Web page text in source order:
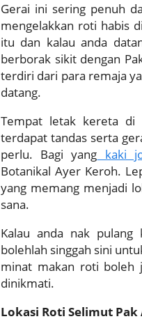
Gerai ini sering penuh
mengelakkan roti habis
itu dan kalau anda
berborak sikit dengan
terdiri dari para remaja
datang.
Tempat letak kereta di
terdapat tandas serta
perlu. Bagi yang kaki
Botanikal Ayer Keroh.
yang memang menjadi
sana.
Kalau anda nak pulang
bolehlah singgah sini
minat makan roti boleh
dinikmati.
Lokasi Roti Selimut Pak